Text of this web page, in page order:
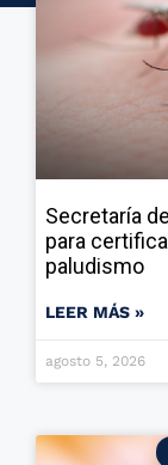
Secretaría
para
paludismo
LEER MÁS »
agosto 5, 2026